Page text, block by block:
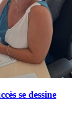
se dessine